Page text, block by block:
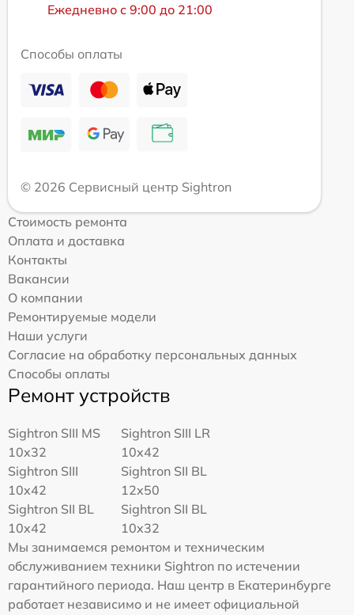
Ежедневно с 9:00 до 21:00
Способы оплаты
© 2026 Сервисный центр Sightron
Стоимость ремонта
Оплата и доставка
Контакты
Вакансии
О компании
Ремонтируемые модели
Наши услуги
Согласие на обработку персональных данных
Способы оплаты
Ремонт устройств
Sightron SIII MS
10x32
Sightron SIII LR
10x42
Sightron SIII
10x42
Sightron SII BL
12x50
Sightron SII BL
10x42
Sightron SII BL
10x32
Мы занимаемся ремонтом и техническим
обслуживанием техники Sightron по истечении
гарантийного периода. Наш центр в Екатеринбурге
работает независимо и не имеет официальной